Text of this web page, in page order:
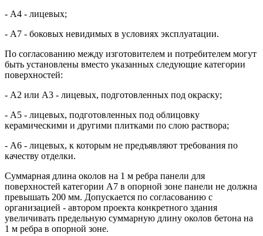
- А4 - лицевых;
- А7 - боковых невидимых в условиях эксплуатации.
По согласованию между изготовителем и потребителем могут
быть установлены вместо указанных следующие категории
поверхностей:
- А2 или А3 - лицевых, подготовленных под окраску;
- А5 - лицевых, подготовленных под облицовку
керамическими и другими плитками по слою раствора;
- А6 - лицевых, к которым не предъявляют требования по
качеству отделки.
Суммарная длина околов на 1 м ребра панели для
поверхностей категории А7 в опорной зоне панели не должна
превышать 200 мм. Допускается по согласованию с
организацией - автором проекта конкретного здания
увеличивать предельную суммарную длину околов бетона на
1 м ребра в опорной зоне.